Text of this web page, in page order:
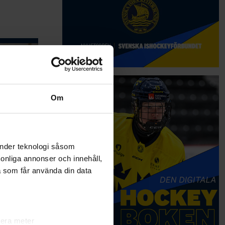
Om
teknologi såsom
annonser och innehåll,
får använda din data
meter